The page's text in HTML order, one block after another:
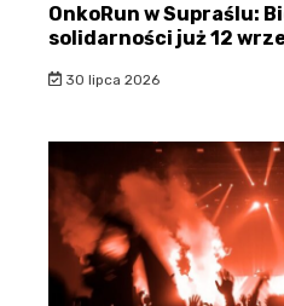
OnkoRun w Supraślu:
solidarności już 12
30 lipca 2026